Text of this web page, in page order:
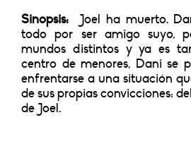
Sinopsis: Joel ha muerto.
todo por ser amigo suyo,
mundos distintos y ya es
centro de menores, Dani se
enfrentarse a una situación
de sus propias convicciones:
de Joel.